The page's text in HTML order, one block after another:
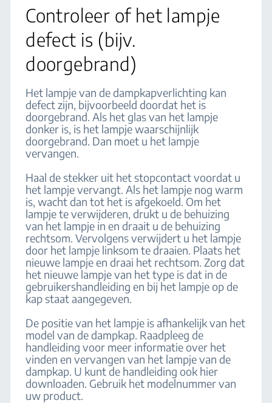
Controleer of het lampje
defect is (bijv.
doorgebrand)
Het lampje van de dampkapverlichting kan
defect zijn, bijvoorbeeld doordat het is
doorgebrand. Als het glas van het lampje
donker is, is het lampje waarschijnlijk
doorgebrand. Dan moet u het lampje
vervangen.
Haal de stekker uit het stopcontact voordat u
het lampje vervangt. Als het lampje nog warm
is, wacht dan tot het is afgekoeld. Om het
lampje te verwijderen, drukt u de behuizing
van het lampje in en draait u de behuizing
rechtsom. Vervolgens verwijdert u het lampje
door het lampje linksom te draaien. Plaats het
nieuwe lampje en draai het rechtsom. Zorg dat
het nieuwe lampje van het type is dat in de
gebruikershandleiding en bij het lampje op de
kap staat aangegeven.
De positie van het lampje is afhankelijk van het
model van de dampkap. Raadpleeg de
handleiding voor meer informatie over het
vinden en vervangen van het lampje van de
dampkap. U kunt de handleiding ook hier
downloaden. Gebruik het modelnummer van
uw product.